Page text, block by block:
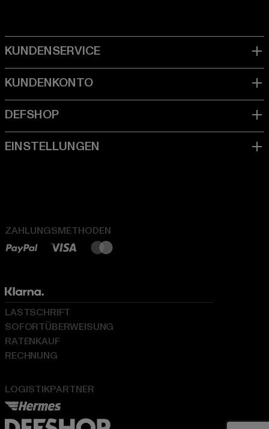
ZAHLUNGSMETHODEN
LOGISTIKPARTNER
LASTSCHRIFT
SOFORTÜBERWEISUNG
RATENKAUF
RECHNUNG